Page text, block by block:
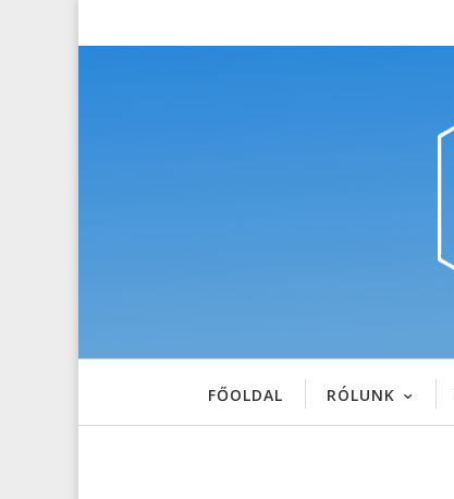
FŐOLDAL RÓLUNK